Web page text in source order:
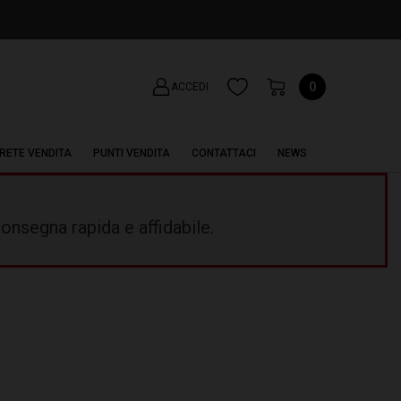
ACCEDI 0
RETE VENDITA PUNTI VENDITA CONTATTACI NEWS
rapida e affidabile.